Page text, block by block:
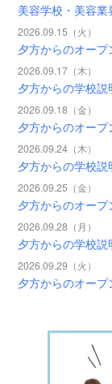
美容学校・美容
2026.09.15（火）
夕方からのオー
2026.09.17（木）
夕方からの学校
2026.09.18（金）
夕方からのオー
2026.09.24（木）
夕方からの学校
2026.09.25（金）
夕方からのオー
2026.09.28（月）
夕方からの学校
2026.09.29（火）
夕方からのオー